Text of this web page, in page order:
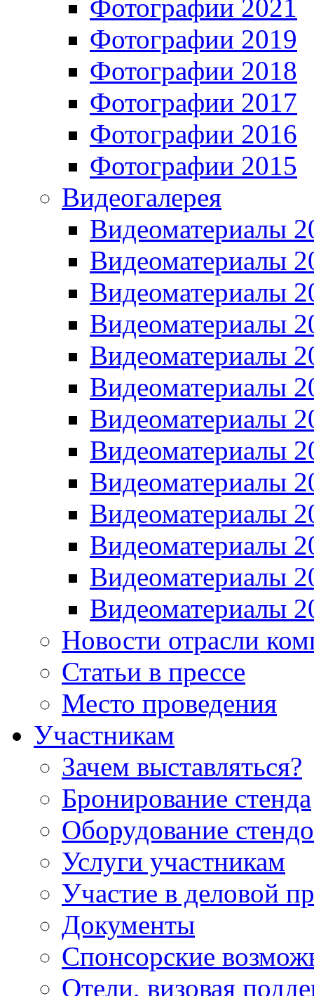
Фотографии 2021
Фотографии 2019
Фотографии 2018
Фотографии 2017
Фотографии 2016
Фотографии 2015
Видеогалерея
Видеоматериалы
Видеоматериалы
Видеоматериалы
Видеоматериалы
Видеоматериалы
Видеоматериалы
Видеоматериалы
Видеоматериалы
Видеоматериалы
Видеоматериалы
Видеоматериалы
Видеоматериалы
Видеоматериалы
Новости отрасли
Статьи в прессе
Место проведения
Участникам
Зачем выставляться?
Бронирование стенда
Оборудование
Услуги участникам
Участие в деловой
Документы
Спонсорские
Отели, визовая